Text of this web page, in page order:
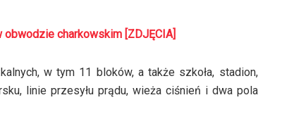
charkowskim [ZDJĘCIA]
w tym 11 bloków, a także szkoła, stadion,
linie przesyłu prądu, wieża ciśnień i dwa pola